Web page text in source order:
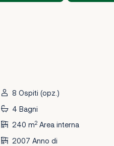
8 Ospiti (opz.)
4 Bagni
240 m2Area interna
2007 Anno di